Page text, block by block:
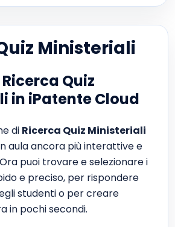
Ministeriali
Quiz
in iPatente Cloud
di Ricerca Quiz Ministeriali
aula ancora più interattive e
puoi trovare e selezionare i
e preciso, per rispondere
studenti o per creare
in pochi secondi.